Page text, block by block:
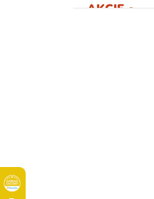
AKCIE